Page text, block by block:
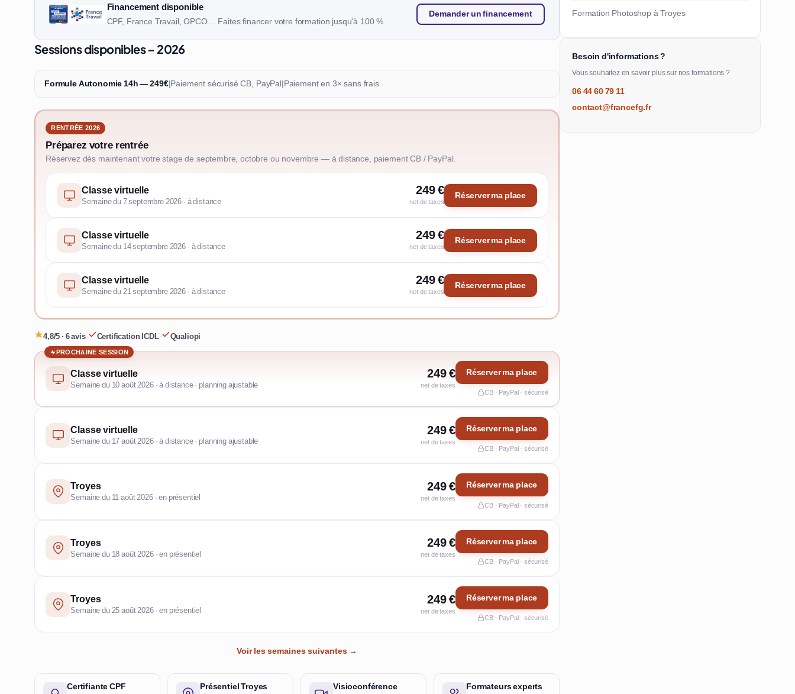
Financement disponible
CPF, France Travail, OPCO… Faites financer votre formation jusqu'à 100 %
Demander un financement
Sessions disponibles – 2026
Formule Autonomie 14h — 249€|Paiement sécurisé CB, PayPal|Paiement en 3× sans frais
RENTRÉE 2026
Préparez votre rentrée
Réservez dès maintenant votre stage de septembre, octobre ou novembre — à distance, paiement CB / PayPal.
Classe virtuelle
Semaine du 7 septembre 2026 · à distance
249 €
net de taxes
Réserver ma place
Classe virtuelle
Semaine du 14 septembre 2026 · à distance
249 €
net de taxes
Réserver ma place
Classe virtuelle
Semaine du 21 septembre 2026 · à distance
249 €
net de taxes
Réserver ma place
4,8/5 · 6 avis· Certification ICDL· Qualiopi
PROCHAINE SESSION
Classe virtuelle
Semaine du 10 août 2026 · à distance · planning ajustable
249 €
net de taxes
Réserver ma place
CB · PayPal · sécurisé
Classe virtuelle
Semaine du 17 août 2026 · à distance · planning ajustable
249 €
net de taxes
Réserver ma place
CB · PayPal · sécurisé
Troyes
Semaine du 11 août 2026 · en présentiel
249 €
net de taxes
Réserver ma place
CB · PayPal · sécurisé
Troyes
Semaine du 18 août 2026 · en présentiel
249 €
net de taxes
Réserver ma place
CB · PayPal · sécurisé
Troyes
Semaine du 25 août 2026 · en présentiel
249 €
net de taxes
Réserver ma place
CB · PayPal · sécurisé
Voir les semaines suivantes →
Certifiante CPF Présentiel Troyes Visioconférence Formateurs experts
Formation Photoshop à Troyes
Besoin d'informations ?
Vous souhaitez en savoir plus sur nos formations ?
06 44 60 79 11
contact@francefg.fr